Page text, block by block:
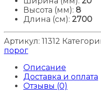
Высота (мм): 8
Длина (см): 2700
Артикул: 11312
порог
Описание
Доставка и оплата
Отзывы (0)